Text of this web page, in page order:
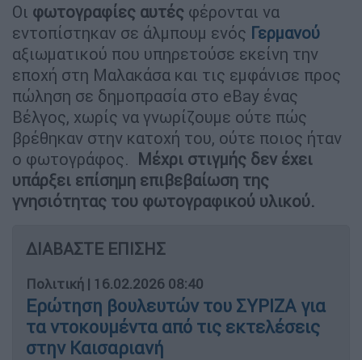
Οι φωτογραφίες αυτές φέρονται να
εντοπίστηκαν σε άλμπουμ ενός Γερμανού
αξιωματικού που υπηρετούσε εκείνη την
εποχή στη Μαλακάσα και τις εμφάνισε προς
πώληση σε δημοπρασία στο eBay ένας
Βέλγος, χωρίς να γνωρίζουμε ούτε πώς
βρέθηκαν στην κατοχή του, ούτε ποιος ήταν
ο φωτογράφος. Μέχρι στιγμής δεν έχει
υπάρξει επίσημη επιβεβαίωση της
γνησιότητας του φωτογραφικού υλικού.
ΔΙΑΒΑΣΤΕ ΕΠΙΣΗΣ
Πολιτική | 16.02.2026 08:40
Ερώτηση βουλευτών του ΣΥΡΙΖΑ για
τα ντοκουμέντα από τις εκτελέσεις
στην Καισαριανή